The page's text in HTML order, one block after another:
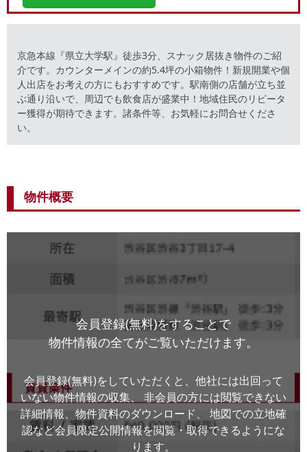
京急本線『県立大学駅』徒歩3分、スナック居抜き物件のご紹
介です。カウンターメインの約5.4坪の小箱物件！新規開業や個
人出店をお考えの方にもおすすめです。駅南側の店舗が立ち並
ぶ通り沿いで、周辺でも飲食店が盛業中！地域住民のリピータ
ー獲得が期待できます。諸条件等、お気軽にお問合せくださ
い。
物件概要
会員登録(無料)をすることで
物件情報の全てがご覧いただけます。
会員登録(無料)をしていただくと、他社には出回って
いない物件情報の収集、
非会員の方には閲覧できない
詳細情報、物件資料のダウンロード、
地図での立地確
認など会員限定公開情報を閲覧・取得できるようにな
ります。